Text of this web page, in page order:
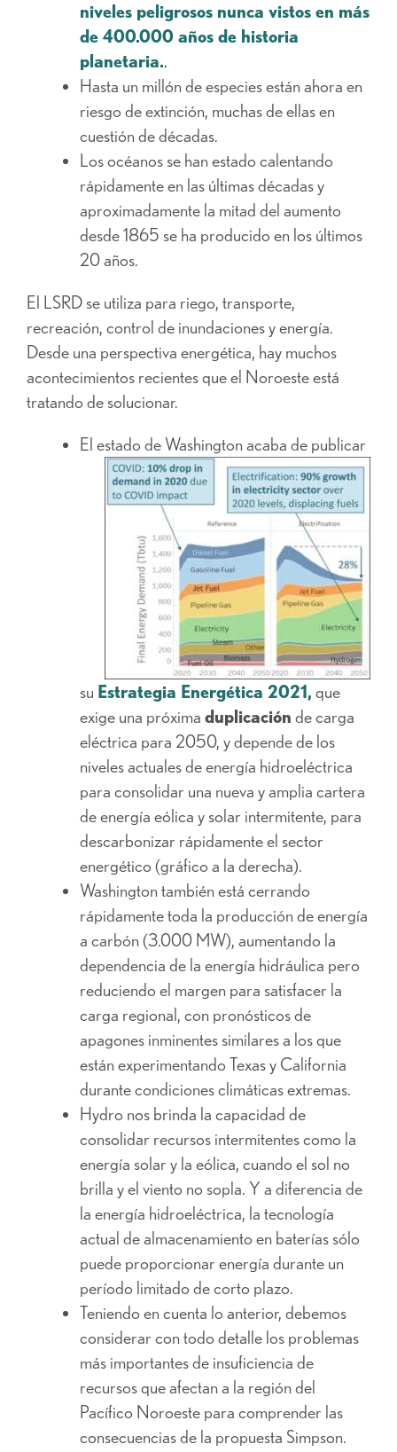
niveles peligrosos nunca vistos en más
de 400.000 años de historia
planetaria..
Hasta un millón de especies están ahora en
riesgo de extinción, muchas de ellas en
cuestión de décadas.
Los océanos se han estado calentando
rápidamente en las últimas décadas y
aproximadamente la mitad del aumento
desde 1865 se ha producido en los últimos
20 años.
El LSRD se utiliza para riego, transporte,
recreación, control de inundaciones y energía.
Desde una perspectiva energética, hay muchos
acontecimientos recientes que el Noroeste está
tratando de solucionar.
El estado de Washington acaba de publicar
su Estrategia Energética 2021, que
exige una próxima duplicación de carga
eléctrica para 2050, y depende de los
niveles actuales de energía hidroeléctrica
para consolidar una nueva y amplia cartera
de energía eólica y solar intermitente, para
descarbonizar rápidamente el sector
energético (gráfico a la derecha).
Washington también está cerrando
rápidamente toda la producción de energía
a carbón (3.000 MW), aumentando la
dependencia de la energía hidráulica pero
reduciendo el margen para satisfacer la
carga regional, con pronósticos de
apagones inminentes similares a los que
están experimentando Texas y California
durante condiciones climáticas extremas.
Hydro nos brinda la capacidad de
consolidar recursos intermitentes como la
energía solar y la eólica, cuando el sol no
brilla y el viento no sopla. Y a diferencia de
la energía hidroeléctrica, la tecnología
actual de almacenamiento en baterías sólo
puede proporcionar energía durante un
período limitado de corto plazo.
Teniendo en cuenta lo anterior, debemos
considerar con todo detalle los problemas
más importantes de insuficiencia de
recursos que afectan a la región del
Pacífico Noroeste para comprender las
consecuencias de la propuesta Simpson.